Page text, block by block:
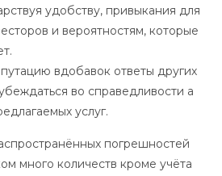
удобству, привыкания для
и вероятностям, которые
вдобавок ответы других
во справедливости а
услуг.
погрешностей
много количеств кроме учёта